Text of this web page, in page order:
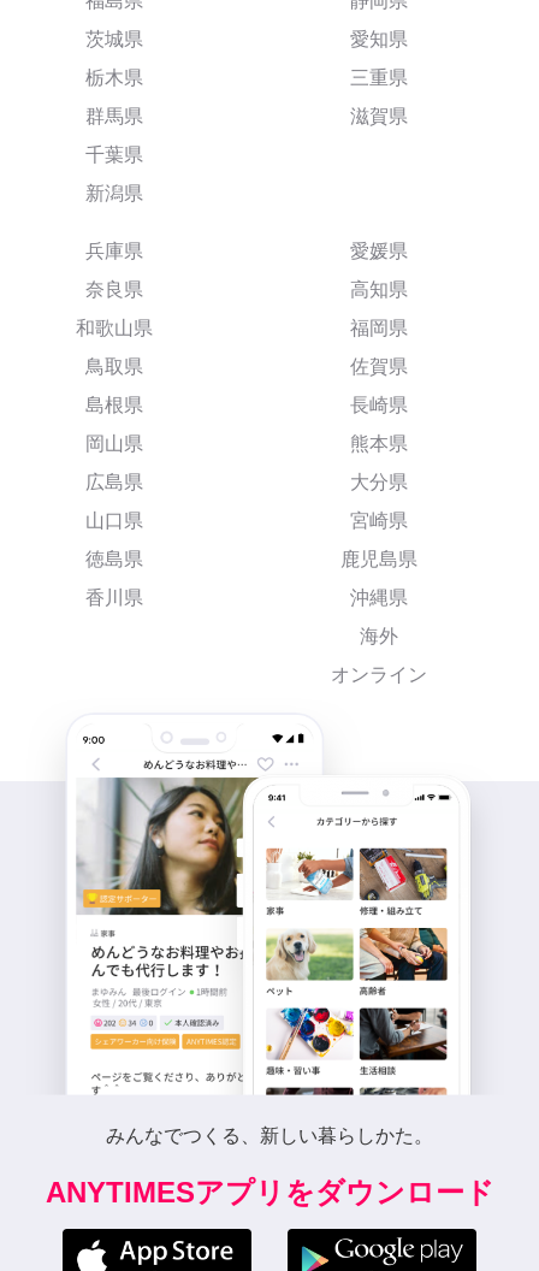
茨城県
栃木県
群馬県
千葉県
新潟県
愛知県
三重県
滋賀県
兵庫県
奈良県
和歌山県
鳥取県
島根県
岡山県
広島県
山口県
徳島県
香川県
愛媛県
高知県
福岡県
佐賀県
長崎県
熊本県
大分県
宮崎県
鹿児島県
沖縄県
海外
オンライン
みんなでつくる、新しい暮らしかた。
ANYTIMESアプリをダウンロード